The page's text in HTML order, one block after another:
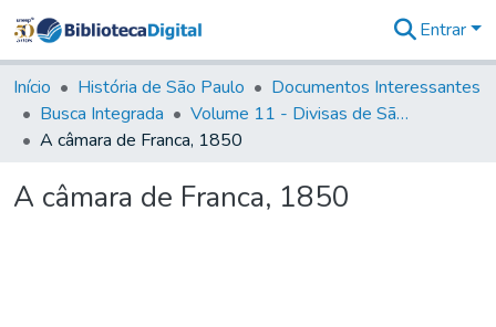
&
Coleções
Tudo na
Biblioteca
Estatísticas
Entrar
Início História de São Paulo
Documentos Interessantes
Busca Integrada
Volume 11 - Divisas de São Paulo e Minas Gerais
A câmara de Franca, 1850
A câmara de Franca, 1850